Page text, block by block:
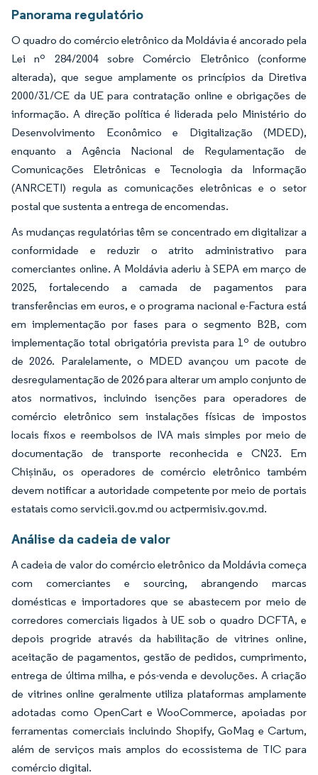
Panorama regulatório
O quadro do comércio eletrônico da Moldávia é ancorado pela
Lei nº 284/2004 sobre Comércio Eletrônico (conforme
alterada), que segue amplamente os princípios da Diretiva
2000/31/CE da UE para contratação online e obrigações de
informação. A direção política é liderada pelo Ministério do
Desenvolvimento Econômico e Digitalização (MDED),
enquanto a Agência Nacional de Regulamentação de
Comunicações Eletrônicas e Tecnologia da Informação
(ANRCETI) regula as comunicações eletrônicas e o setor
postal que sustenta a entrega de encomendas.
As mudanças regulatórias têm se concentrado em digitalizar a
conformidade e reduzir o atrito administrativo para
comerciantes online. A Moldávia aderiu à SEPA em março de
2025, fortalecendo a camada de pagamentos para
transferências em euros, e o programa nacional e-Factura está
em implementação por fases para o segmento B2B, com
implementação total obrigatória prevista para 1º de outubro
de 2026. Paralelamente, o MDED avançou um pacote de
desregulamentação de 2026 para alterar um amplo conjunto de
atos normativos, incluindo isenções para operadores de
comércio eletrônico sem instalações físicas de impostos
locais fixos e reembolsos de IVA mais simples por meio de
documentação de transporte reconhecida e CN23. Em
Chișinău, os operadores de comércio eletrônico também
devem notificar a autoridade competente por meio de portais
estatais como servicii.gov.md ou actpermisiv.gov.md.
Análise da cadeia de valor
A cadeia de valor do comércio eletrônico da Moldávia começa
com comerciantes e sourcing, abrangendo marcas
domésticas e importadores que se abastecem por meio de
corredores comerciais ligados à UE sob o quadro DCFTA, e
depois progride através da habilitação de vitrines online,
aceitação de pagamentos, gestão de pedidos, cumprimento,
entrega de última milha, e pós-venda e devoluções. A criação
de vitrines online geralmente utiliza plataformas amplamente
adotadas como OpenCart e WooCommerce, apoiadas por
ferramentas comerciais incluindo Shopify, GoMag e Cartum,
além de serviços mais amplos do ecossistema de TIC para
comércio digital.